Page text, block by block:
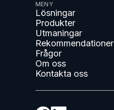
MENY
Lösningar
Produkter
Utmaningar
Rekommendationer
Frågor
Om oss
Kontakta oss